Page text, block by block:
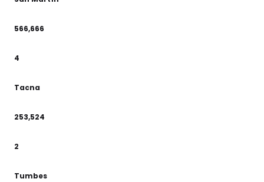
566,666
4
Tacna
253,524
2
Tumbes